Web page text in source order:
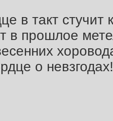
в такт стучит
в прошлое
о невзгодах!